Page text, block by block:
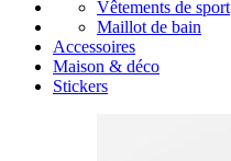
Vêtements de sport
Maillot de bain
Accessoires
Maison & déco
Stickers